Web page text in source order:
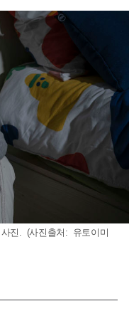
진. (사진출처: 유토이미